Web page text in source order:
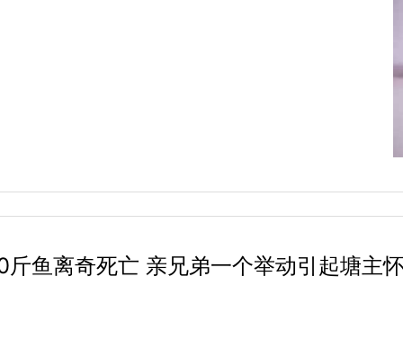
斤鱼离奇死亡 亲兄弟一个举动引起塘主